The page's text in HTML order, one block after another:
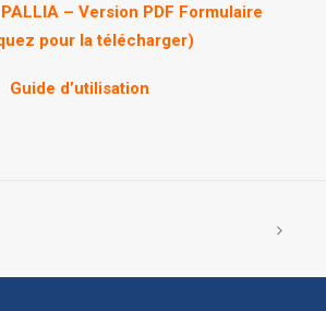
– Version PDF Formulaire
pour la télécharger)
Guide d’utilisation